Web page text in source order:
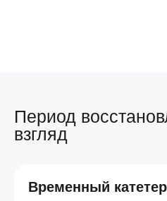
Период
взгляд
Временный катетер